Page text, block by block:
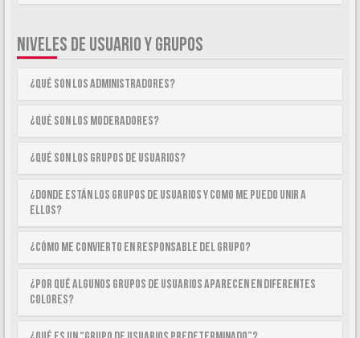
NIVELES DE USUARIO Y GRUPOS
¿Qué son los Administradores?
¿Qué son los Moderadores?
¿Qué son los Grupos de Usuarios?
¿Donde están los Grupos de Usuarios y como me puedo unir a
ellos?
¿Cómo me convierto en Responsable del Grupo?
¿Por qué algunos Grupos de Usuarios aparecen en diferentes
colores?